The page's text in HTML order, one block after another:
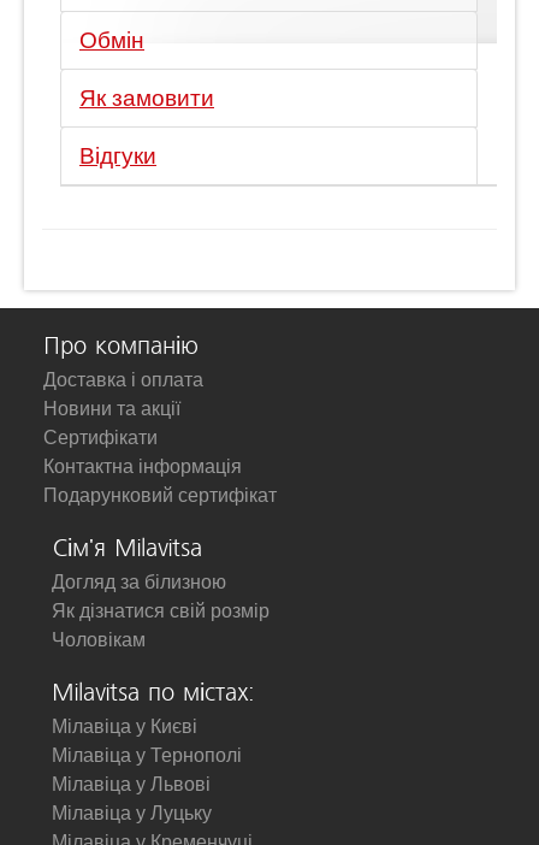
Обмін
Як замовити
Відгуки
Про компанію
Доставка і оплата
Новини та акції
Сертифікати
Контактна інформація
Подарунковий сертифікат
Сім'я Milavitsa
Догляд за білизною
Як дізнатися свій розмір
Чоловікам
Milavitsa по містах:
Мілавіца у Києві
Мілавіца у Тернополі
Мілавіца у Львові
Мілавіца у Луцьку